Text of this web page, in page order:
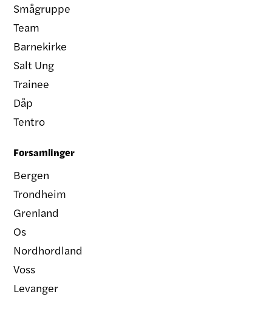
Smågruppe
Team
Barnekirke
Salt Ung
Trainee
Dåp
Tentro
Forsamlinger
Bergen
Trondheim
Grenland
Os
Nordhordland
Voss
Levanger